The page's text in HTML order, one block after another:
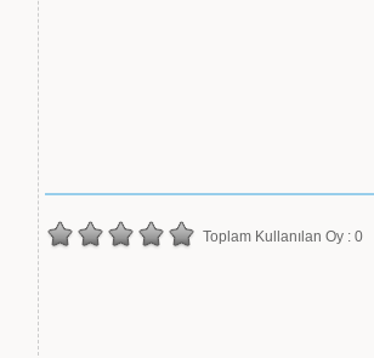
Toplam Kullanılan Oy : 0